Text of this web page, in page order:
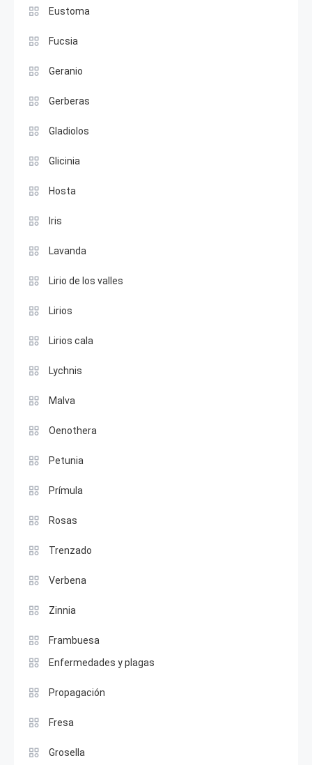
Eustoma
Fucsia
Geranio
Gerberas
Gladiolos
Glicinia
Hosta
Iris
Lavanda
Lirio de los valles
Lirios
Lirios cala
Lychnis
Malva
Oenothera
Petunia
Prímula
Rosas
Trenzado
Verbena
Zinnia
Frambuesa
Enfermedades y plagas
Propagación
Fresa
Grosella